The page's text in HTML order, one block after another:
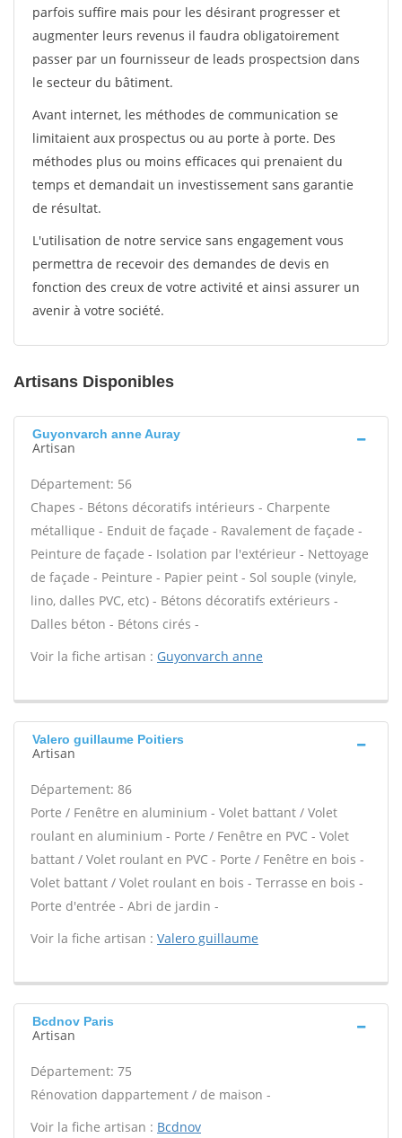
parfois suffire mais pour les désirant progresser et
augmenter leurs revenus il faudra obligatoirement
passer par un fournisseur de leads prospectsion dans
le secteur du bâtiment.
Avant internet, les méthodes de communication se
limitaient aux prospectus ou au porte à porte. Des
méthodes plus ou moins efficaces qui prenaient du
temps et demandait un investissement sans garantie
de résultat.
L'utilisation de notre service sans engagement vous
permettra de recevoir des demandes de devis en
fonction des creux de votre activité et ainsi assurer un
avenir à votre société.
Artisans Disponibles
Guyonvarch anne Auray
Artisan
Département: 56
Chapes - Bétons décoratifs intérieurs - Charpente
métallique - Enduit de façade - Ravalement de façade -
Peinture de façade - Isolation par l'extérieur - Nettoyage
de façade - Peinture - Papier peint - Sol souple (vinyle,
lino, dalles PVC, etc) - Bétons décoratifs extérieurs -
Dalles béton - Bétons cirés -
Voir la fiche artisan : Guyonvarch anne
Valero guillaume Poitiers
Artisan
Département: 86
Porte / Fenêtre en aluminium - Volet battant / Volet
roulant en aluminium - Porte / Fenêtre en PVC - Volet
battant / Volet roulant en PVC - Porte / Fenêtre en bois -
Volet battant / Volet roulant en bois - Terrasse en bois -
Porte d'entrée - Abri de jardin -
Voir la fiche artisan : Valero guillaume
Bcdnov Paris
Artisan
Département: 75
Rénovation dappartement / de maison -
Voir la fiche artisan : Bcdnov